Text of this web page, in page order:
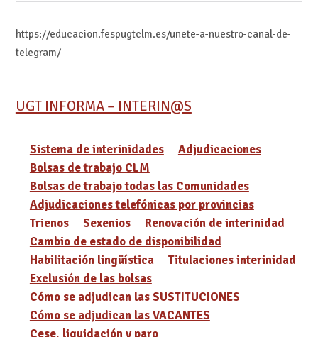
https://educacion.fespugtclm.es/unete-a-nuestro-canal-de-
telegram/
UGT INFORMA – INTERIN@S
Sistema de interinidades
Adjudicaciones
Bolsas de trabajo CLM
Bolsas de trabajo todas las Comunidades
Adjudicaciones telefónicas por provincias
Trienos
Sexenios
Renovación de interinidad
Cambio de estado de disponibilidad
Habilitación lingüística
Titulaciones interinidad
Exclusión de las bolsas
Cómo se adjudican las SUSTITUCIONES
Cómo se adjudican las VACANTES
Cese, liquidación y paro